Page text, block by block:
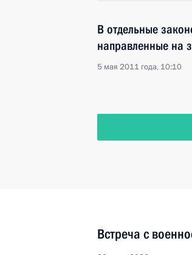
В отдельные
направленные на
5 мая 2011 года, 10:10
Встреча с